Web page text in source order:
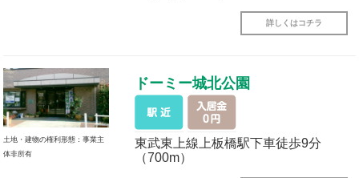
詳しくはコチラ
土地・建物の権利形態：事業主
体非所有
ドーミー城北公園
東武東上線上板橋駅下車徒歩9分
（700m）